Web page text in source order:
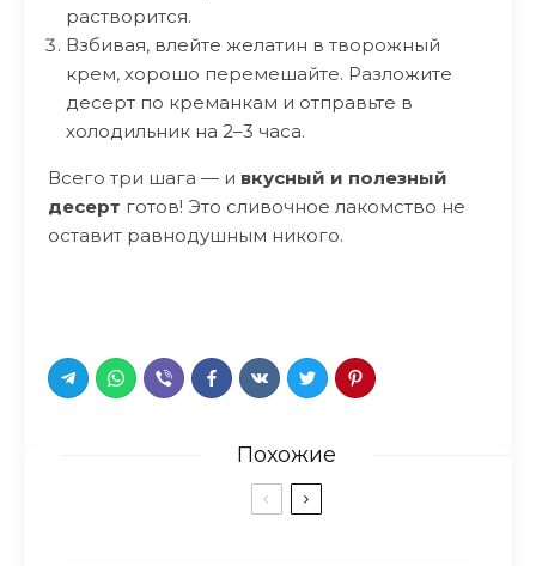
растворится.
Взбивая, влейте желатин в творожный
крем, хорошо перемешайте. Разложите
десерт по креманкам и отправьте в
холодильник на 2–3 часа.
Всего три шага — и вкусный и полезный
десерт готов! Это сливочное лакомство не
оставит равнодушным никого.
Похожие